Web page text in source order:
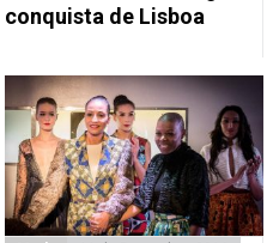
conquista de Lisboa